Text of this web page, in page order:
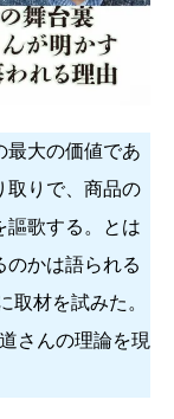
大の価値であ
取りで、商品の
謳歌する。とは
のかは語られる
取材を試みた。
さんの理論を現